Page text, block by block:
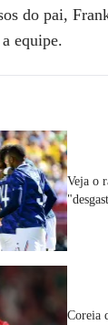
do pai,
equipe.
Veja o
Coreia